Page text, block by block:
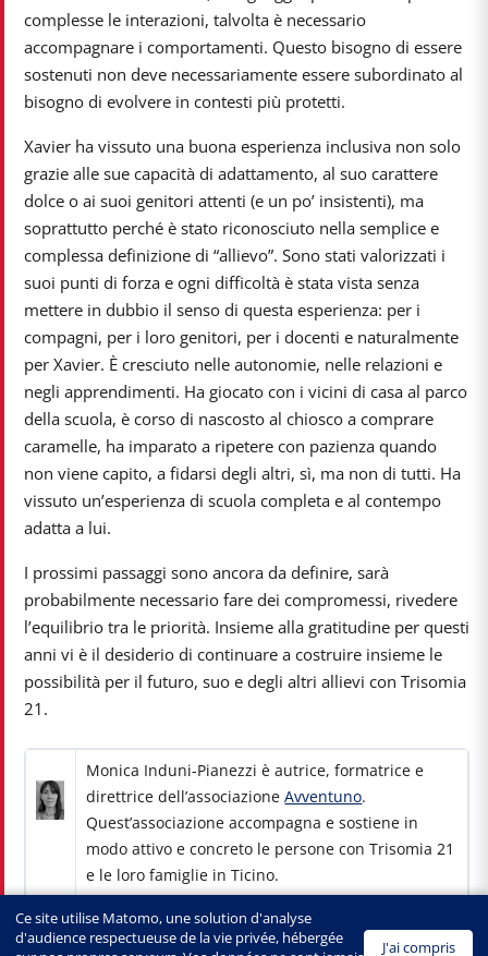
complesse le interazioni, talvolta è necessario
accompagnare i comportamenti. Questo bisogno di essere
sostenuti non deve necessariamente essere subordinato al
bisogno di evolvere in contesti più protetti.
Xavier ha vissuto una buona esperienza inclusiva non solo
grazie alle sue capacità di adattamento, al suo carattere
dolce o ai suoi genitori attenti (e un po’ insistenti), ma
soprattutto perché è stato riconosciuto nella semplice e
complessa definizione di “allievo”. Sono stati valorizzati i
suoi punti di forza e ogni difficoltà è stata vista senza
mettere in dubbio il senso di questa esperienza: per i
compagni, per i loro genitori, per i docenti e naturalmente
per Xavier. È cresciuto nelle autonomie, nelle relazioni e
negli apprendimenti. Ha giocato con i vicini di casa al parco
della scuola, è corso di nascosto al chiosco a comprare
caramelle, ha imparato a ripetere con pazienza quando
non viene capito, a fidarsi degli altri, sì, ma non di tutti. Ha
vissuto un’esperienza di scuola completa e al contempo
adatta a lui.
I prossimi passaggi sono ancora da definire, sarà
probabilmente necessario fare dei compromessi, rivedere
l’equilibrio tra le priorità. Insieme alla gratitudine per questi
anni vi è il desiderio di continuare a costruire insieme le
possibilità per il futuro, suo e degli altri allievi con Trisomia
21.
Monica Induni-Pianezzi è autrice, formatrice e
direttrice dell’associazioneAvventuno.
Quest’associazione accompagna e sostiene in
modo attivo e concreto le persone con Trisomia 21
e le loro famiglie in Ticino.
Ce site utilise Matomo, une solution d'analyse
d'audience respectueuse de la vie privée, hébergée
J'ai compris